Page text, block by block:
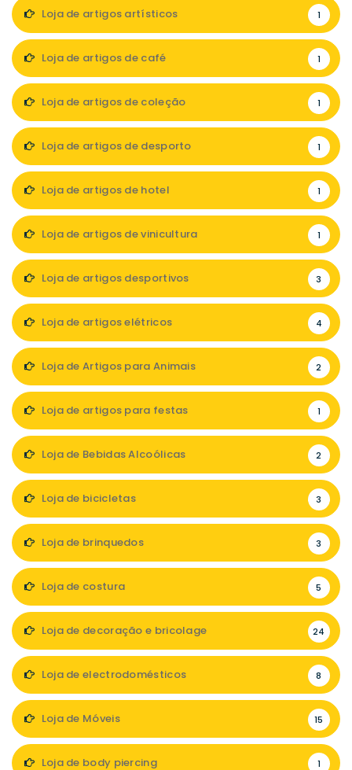
Loja de artigos artísticos 1
Loja de artigos de café 1
Loja de artigos de coleção 1
Loja de artigos de desporto 1
Loja de artigos de hotel 1
Loja de artigos de vinicultura 1
Loja de artigos desportivos 3
Loja de artigos elétricos 4
Loja de Artigos para Animais 2
Loja de artigos para festas 1
Loja de Bebidas Alcoólicas 2
Loja de bicicletas 3
Loja de brinquedos 3
Loja de costura 5
Loja de decoração e bricolage 24
Loja de electrodomésticos 8
Loja de Móveis 15
Loja de body piercing 1